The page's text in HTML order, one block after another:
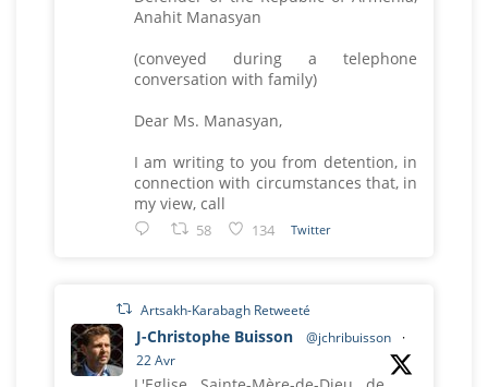
Anahit Manasyan
(conveyed during a telephone
conversation with family)
Dear Ms. Manasyan,
I am writing to you from detention, in
connection with circumstances that, in
my view, call
58 134 Twitter
Artsakh-Karabagh Retweeté
J-Christophe Buisson @jchribuisson
·
22 Avr